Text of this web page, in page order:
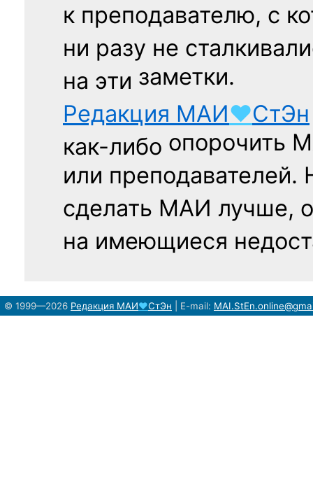
к преподавателю, с
ни разу не
на эти заметки.
Редакция МАИ♥СтЭн
как-либо опорочить
или
сделать МАИ лучше,
на имеющиеся
© 1999—2026 Редакция МАИ♥СтЭн E-mail: